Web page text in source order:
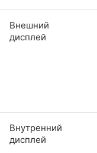
Внешний
дисплей
Внутренний
дисплей